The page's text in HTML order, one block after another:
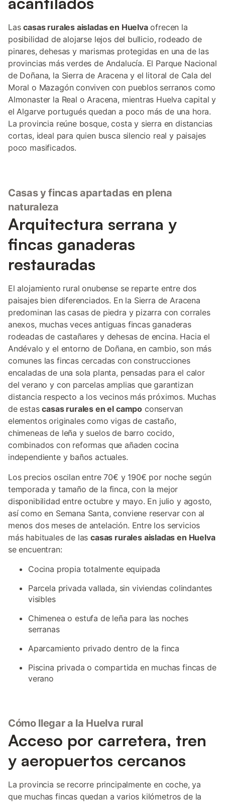
Lascasas rurales aisladas en Huelvaofrecen la
posibilidad de alojarse lejos del bullicio, rodeado de
pinares, dehesas y marismas protegidas en una de las
provincias más verdes de Andalucía. El Parque Nacional
de Doñana, la Sierra de Aracena y el litoral de Cala del
Moral o Mazagón conviven con pueblos serranos como
Almonaster la Real o Aracena, mientras Huelva capital y
el Algarve portugués quedan a poco más de una hora.
La provincia reúne bosque, costa y sierra en distancias
cortas, ideal para quien busca silencio real y paisajes
poco masificados.
Casas y fincas apartadas en plena
naturaleza
Arquitectura serrana y
fincas ganaderas
restauradas
El alojamiento rural onubense se reparte entre dos
paisajes bien diferenciados. En la Sierra de Aracena
predominan las casas de piedra y pizarra con corrales
anexos, muchas veces antiguas fincas ganaderas
rodeadas de castañares y dehesas de encina. Hacia el
Andévalo y el entorno de Doñana, en cambio, son más
comunes las fincas cercadas con construcciones
encaladas de una sola planta, pensadas para el calor
del verano y con parcelas amplias que garantizan
distancia respecto a los vecinos más próximos. Muchas
de estascasas rurales en el campo conservan
elementos originales como vigas de castaño,
chimeneas de leña y suelos de barro cocido,
combinados con reformas que añaden cocina
independiente y baños actuales.
Los precios oscilan entre 70€ y 190€ por noche según
temporada y tamaño de la finca, con la mejor
disponibilidad entre octubre y mayo. En julio y agosto,
así como en Semana Santa, conviene reservar con al
menos dos meses de antelación. Entre los servicios
más habituales de lascasas rurales aisladas en Huelva
se encuentran:
Cocina propia totalmente equipada
Parcela privada vallada, sin viviendas colindantes
visibles
Chimenea o estufa de leña para las noches
serranas
Aparcamiento privado dentro de la finca
Piscina privada o compartida en muchas fincas de
verano
Cómo llegar a la Huelva rural
Acceso por carretera, tren
y aeropuertos cercanos
La provincia se recorre principalmente en coche, ya
que muchas fincas quedan a varios kilómetros de la